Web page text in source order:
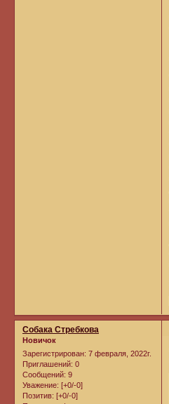
Собака Стребкова
Новичок
Зарегистрирован: 7 февраля, 2022г.
Приглашений: 0
Сообщений: 9
Уважение: [+0/-0]
Позитив: [+0/-0]